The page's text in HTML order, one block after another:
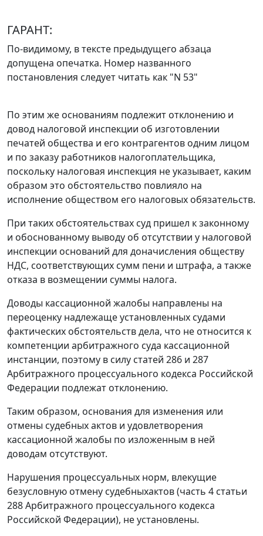
ГАРАНТ:
По-видимому, в тексте предыдущего абзаца
допущена опечатка. Номер названного
постановления следует читать как "N 53"
По этим же основаниям подлежит отклонению и
довод налоговой инспекции об изготовлении
печатей общества и его контрагентов одним лицом
и по заказу работников налогоплательщика,
поскольку налоговая инспекция не указывает, каким
образом это обстоятельство повлияло на
исполнение обществом его налоговых обязательств.
При таких обстоятельствах суд пришел к законному
и обоснованному выводу об отсутствии у налоговой
инспекции оснований для доначисления обществу
НДС, соответствующих сумм пени и штрафа, а также
отказа в возмещении суммы налога.
Доводы кассационной жалобы направлены на
переоценку надлежаще установленных судами
фактических обстоятельств дела, что не относится к
компетенции арбитражного суда кассационной
инстанции, поэтому в силу статей 286 и 287
Арбитражного процессуального кодекса Российской
Федерации подлежат отклонению.
Таким образом, основания для изменения или
отмены судебных актов и удовлетворения
кассационной жалобы по изложенным в ней
доводам отсутствуют.
Нарушения процессуальных норм, влекущие
безусловную отмену судебныхактов (часть 4 статьи
288Арбитражного процессуального кодекса
Российской Федерации), не установлены.